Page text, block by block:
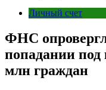
Личный счет
ФНС
попадании под
млн граждан